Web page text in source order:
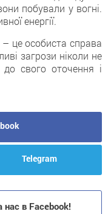
побували у вогні.
енергії.
це особиста справа
загрози ніколи не
свого оточення і
Telegram
нас в Facebook!